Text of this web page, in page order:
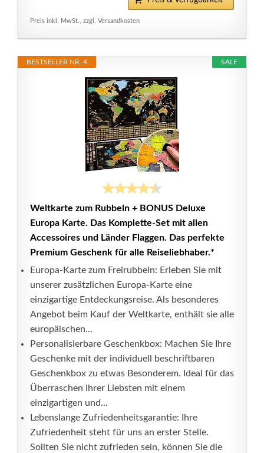
Preis inkl. MwSt., zzgl. Versandkosten
SALE
BESTSELLER NR. 4
Weltkarte zum Rubbeln + BONUS Deluxe
Europa Karte. Das Komplette-Set mit allen
Accessoires und Länder Flaggen. Das perfekte
Premium Geschenk für alle Reiseliebhaber.*
Europa-Karte zum Freirubbeln: Erleben Sie mit
unserer zusätzlichen Europa-Karte eine
einzigartige Entdeckungsreise. Als besonderes
Angebot beim Kauf der Weltkarte, enthält sie alle
europäischen...
Personalisierbare Geschenkbox: Machen Sie Ihre
Geschenke mit der individuell beschriftbaren
Geschenkbox zu etwas Besonderem. Ideal für das
Überraschen Ihrer Liebsten mit einem
einzigartigen und...
Lebenslange Zufriedenheitsgarantie: Ihre
Zufriedenheit steht für uns an erster Stelle.
Sollten Sie nicht zufrieden sein, können Sie die